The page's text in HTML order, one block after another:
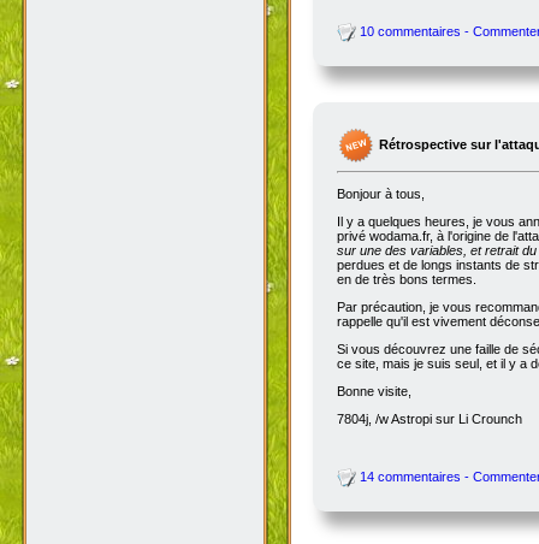
10 commentaires -
Rétrospective sur
Bonjour à tous,
Il y a quelques heures, je vous
privé wodama.fr, à l'origine de
sur une des variables, et retrait
perdues et de longs instants de
en de très bons termes.
Par précaution, je vous
rappelle qu'il est vivement
Si vous découvrez une faille de
ce site, mais je suis seul, et il y a
Bonne visite,
7804j, /w Astropi sur Li Crounch
14 commentaires -